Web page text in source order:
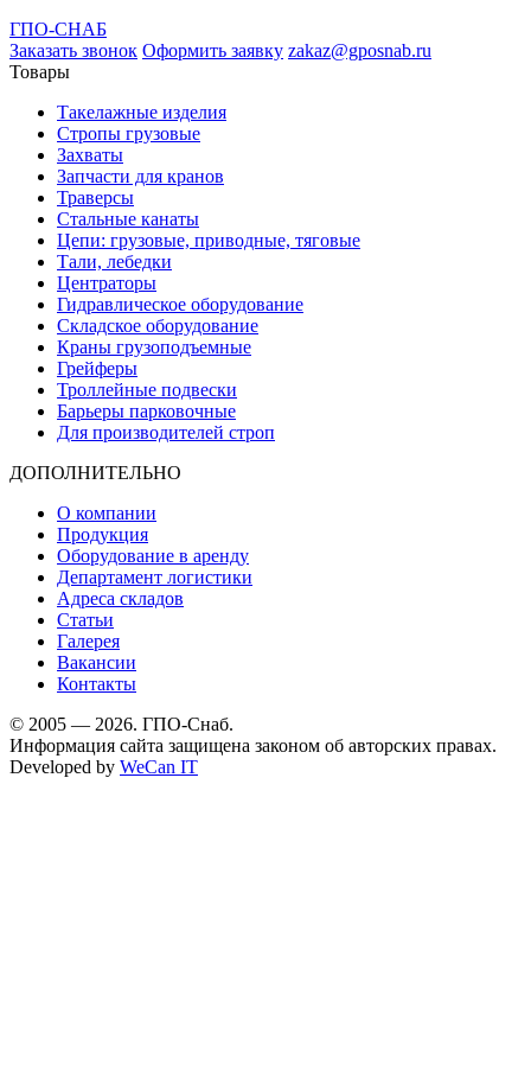
ГПО-СНАБ
Заказать звонок Оформить заявку zakaz@gposnab.ru
Товары
Такелажные изделия
Стропы грузовые
Захваты
Запчасти для кранов
Траверсы
Стальные канаты
Цепи: грузовые, приводные, тяговые
Тали, лебедки
Центраторы
Гидравлическое оборудование
Складское оборудование
Краны грузоподъемные
Грейферы
Троллейные подвески
Барьеры парковочные
Для производителей строп
ДОПОЛНИТЕЛЬНО
О компании
Продукция
Оборудование в аренду
Департамент логистики
Адреса складов
Статьи
Галерея
Вакансии
Контакты
© 2005 — 2026. ГПО-Снаб.
Информация сайта защищена законом об авторских правах.
Developed by WeCan IT